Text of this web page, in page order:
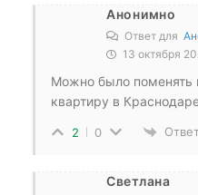
Анонимно
Ответ для
13 октября
Можно было поменять
квартиру в
2 0
Светлана